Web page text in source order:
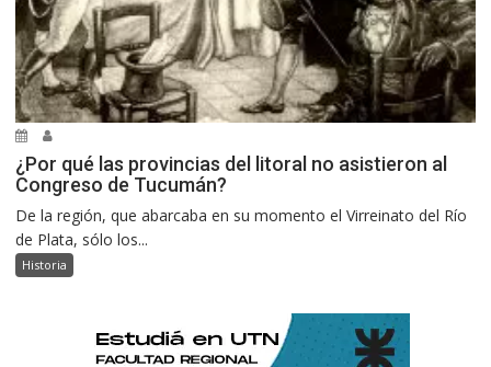
¿Por qué las provincias del litoral no asistieron al
Congreso de Tucumán?
De la región, que abarcaba en su momento el Virreinato del Río
de Plata, sólo los...
Historia